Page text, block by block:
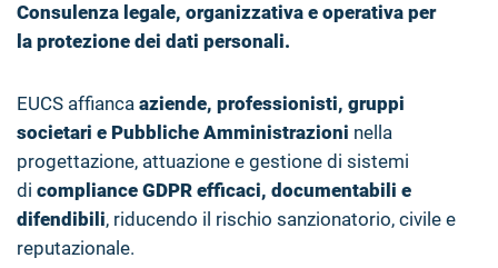
Consulenza legale, organizzativa e operativa per
la protezione dei dati personali.
EUCS affianca aziende, professionisti, gruppi
societari e Pubbliche Amministrazioni nella
progettazione, attuazione e gestione di sistemi
di compliance GDPR efficaci, documentabili e
difendibili, riducendo il rischio sanzionatorio, civile e
reputazionale.